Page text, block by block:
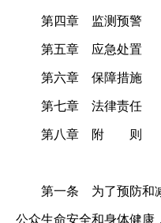
第四章 监测预警
第五章 应急处置
第六章 保障措施
第七章 法律责任
第八章 附 则
第一条 为了预防和
公众生命安全和身体健康